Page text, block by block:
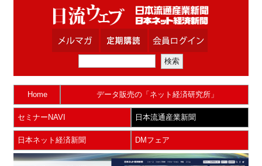
Home データ販売の「ネット経済研究所」
セミナーNAVI 日本流通産業新聞
日本ネット経済新聞 DMフェア